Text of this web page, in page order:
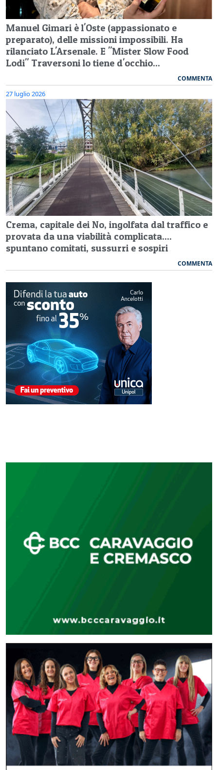
Manuel Gimari è l'Oste (appassionato e
preparato), delle missioni impossibili. Ha
rilanciato L'Arsenale. E "Mister Slow Food
Lodi" Traversoni lo tiene d'occhio...
COMMENTA
27 luglio 2026
Crema, capitale dei No, ingolfata dal traffico e
provata da una viabilità complicata....
spuntano comitati, sussurri e sospiri
COMMENTA